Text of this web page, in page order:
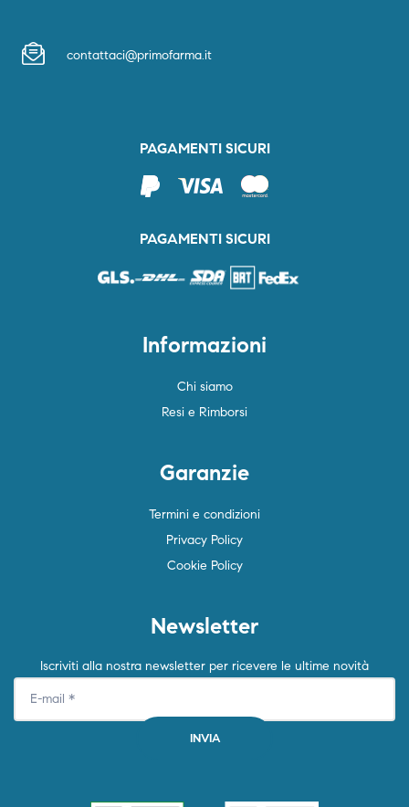
contattaci@primofarma.it
PAGAMENTI SICURI
PAGAMENTI SICURI
Informazioni
Chi siamo
Resi e Rimborsi
Garanzie
Termini e condizioni
Privacy Policy
Cookie Policy
Newsletter
Iscriviti alla nostra newsletter per ricevere le ultime novità